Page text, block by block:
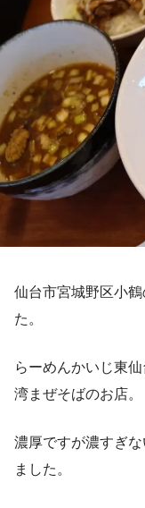
仙台市宮城野区小
た。
らーめんかいじ東
湾まぜそばのお店。
濃厚ですが濃すぎ
ました。